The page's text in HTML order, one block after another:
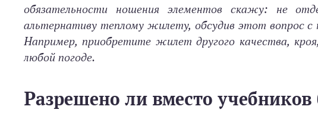
обязательности ношения элементов скажу: не
альтернативу теплому жилету, обсудив этот вопрос
Например, приобретите жилет другого качества,
любой погоде.
Разрешено ли вместо